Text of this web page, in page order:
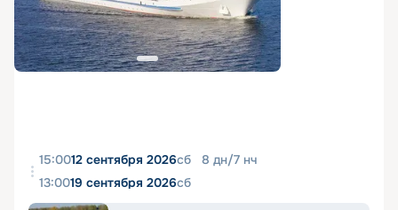
15:0012 сентября 2026сб 8 дн/7 нч
13:0019 сентября 2026сб